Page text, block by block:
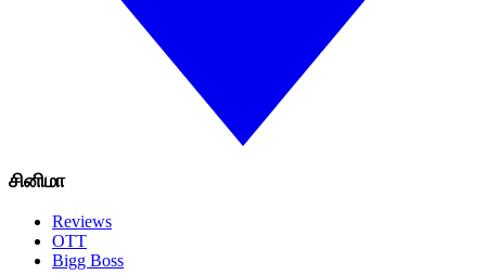
சினிமா
Reviews
OTT
Bigg Boss